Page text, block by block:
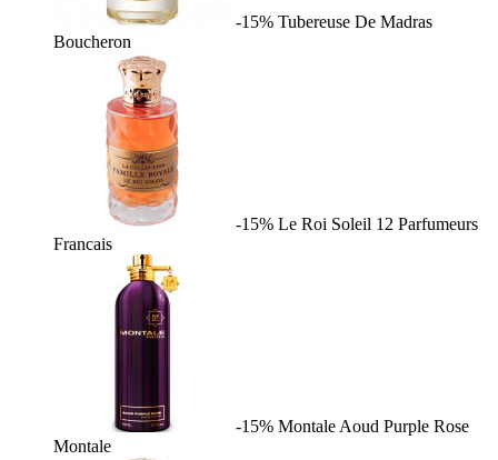
-15% Tubereuse De Madras
Boucheron
-15% Le Roi Soleil 12 Parfumeurs
Francais
-15% Montale Aoud Purple Rose
Montale